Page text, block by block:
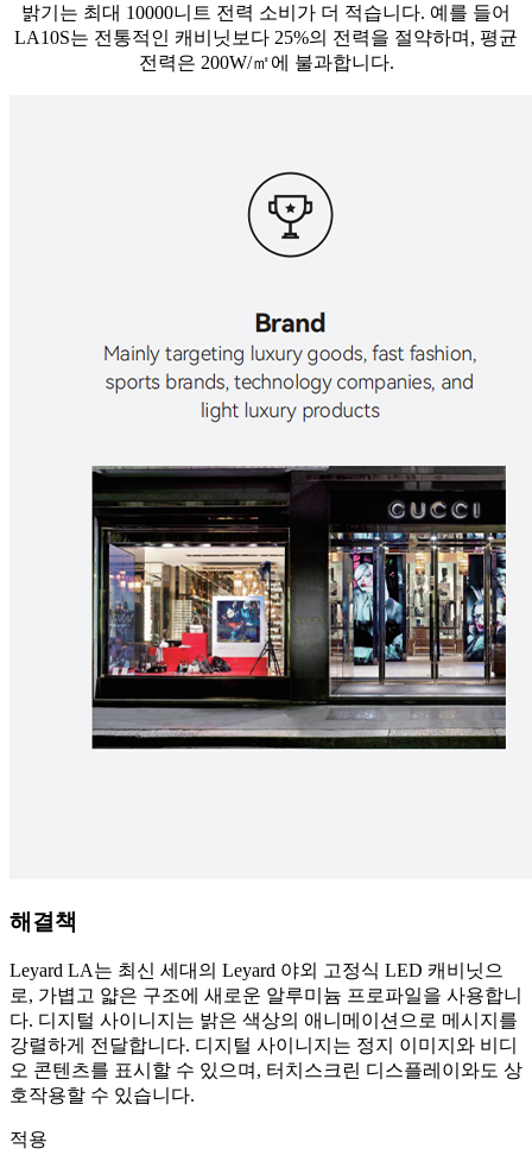
밝기는 최대 10000니트 전력 소비가 더 적습니다. 예를 들어
LA10S는 전통적인 캐비닛보다 25%의 전력을 절약하며, 평균
전력은 200W/㎡에 불과합니다.
해결책
Leyard LA는 최신 세대의 Leyard 야외 고정식 LED 캐비닛으
로, 가볍고 얇은 구조에 새로운 알루미늄 프로파일을 사용합니
다. 디지털 사이니지는 밝은 색상의 애니메이션으로 메시지를
강렬하게 전달합니다. 디지털 사이니지는 정지 이미지와 비디
오 콘텐츠를 표시할 수 있으며, 터치스크린 디스플레이와도 상
호작용할 수 있습니다.
적용